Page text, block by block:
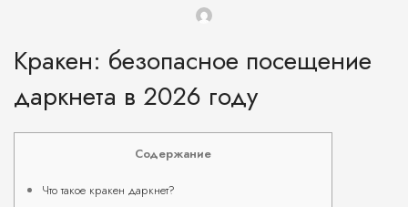
Кракен: безопасное посещение
даркнета в 2026 году
Содержание
Что такое кракен даркнет?